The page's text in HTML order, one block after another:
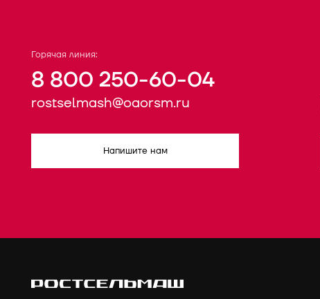
Горячая линия:
8 800 250-60-04
rostselmash@oaorsm.ru
Напишите нам